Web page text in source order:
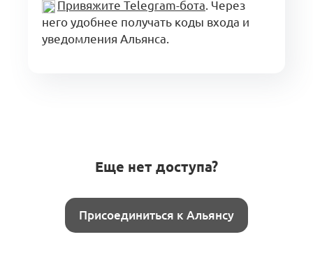
Привяжите Telegram-бота. Через
него удобнее получать коды входа и
уведомления Альянса.
Еще нет доступа?
Присоединиться к Альянсу